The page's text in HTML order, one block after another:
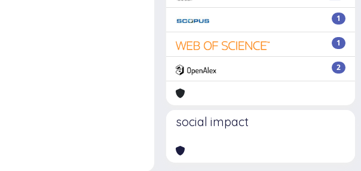
1
1
2
social impact